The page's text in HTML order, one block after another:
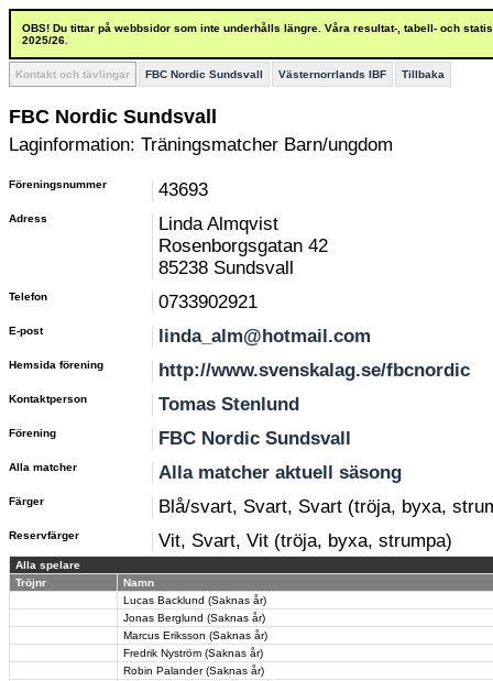
OBS! Du tittar på webbsidor som inte underhålls längre. Våra resultat-, tabell- och
2025/26.
Kontakt och tävlingar FBC Nordic Sundsvall Västernorrlands IBF Tillbaka
FBC Nordic Sundsvall
Laginformation: Träningsmatcher Barn/ungdom
Föreningsnummer 43693
Adress
Linda Almqvist
Rosenborgsgatan 42
85238 Sundsvall
Telefon 0733902921
E-post linda_alm@hotmail.com
Hemsida förening http://www.svenskalag.se/fbcnordic
Kontaktperson Tomas Stenlund
Förening FBC Nordic Sundsvall
Alla matcher Alla matcher aktuell säsong
Färger Blå/svart, Svart, Svart (tröja, byxa,
Reservfärger Vit, Svart, Vit (tröja, byxa, strumpa)
Alla spelare
Tröjnr
Namn
Lucas Backlund (Saknas år)
Jonas Berglund (Saknas år)
Marcus Eriksson (Saknas år)
Fredrik Nyström (Saknas år)
Robin Palander (Saknas år)